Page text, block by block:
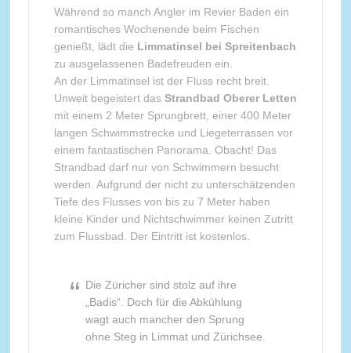
Während so manch Angler im Revier Baden ein
romantisches Wochenende beim Fischen
genießt, lädt die Limmatinsel bei Spreitenbach
zu ausgelassenen Badefreuden ein.
An der Limmatinsel ist der Fluss recht breit.
Unweit begeistert das Strandbad Oberer Letten
mit einem 2 Meter Sprungbrett, einer 400 Meter
langen Schwimmstrecke und Liegeterrassen vor
einem fantastischen Panorama. Obacht! Das
Strandbad darf nur von Schwimmern besucht
werden. Aufgrund der nicht zu unterschätzenden
Tiefe des Flusses von bis zu 7 Meter haben
kleine Kinder und Nichtschwimmer keinen Zutritt
zum Flussbad. Der Eintritt ist kostenlos.
Die Züricher sind stolz auf ihre
„Badis“. Doch für die Abkühlung
wagt auch mancher den Sprung
ohne Steg in Limmat und Zürichsee.